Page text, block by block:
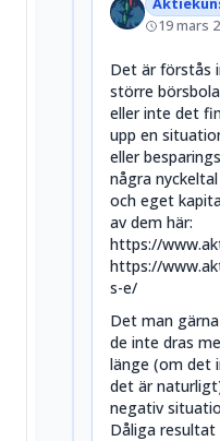
19 mars
Det är förstås
större
eller inte det
upp en
eller
några
och eget
av dem här:
https://
https://
s-e/
Det man
de inte dras
länge (om det
det är
negativ
Dåliga